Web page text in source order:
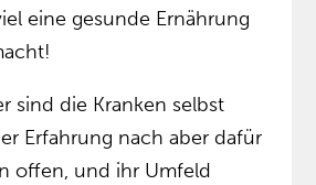
eine gesunde Ernährung
sind die Kranken selbst
Erfahrung nach aber dafür
offen, und ihr Umfeld